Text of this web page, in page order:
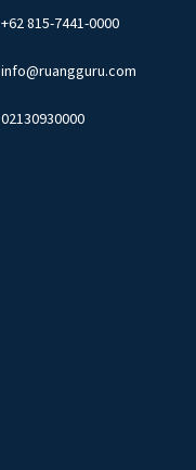
+62 815-7441-0000
info@ruangguru.com
02130930000